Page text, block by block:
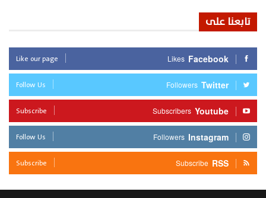
تابعنا على
Facebook
Likes
Like our page
Twitter
Followers
Follow Us
Youtube
Subscribers
Subscribe
Instagram
Followers
Follow Us
RSS
Subscribe
Subscribe